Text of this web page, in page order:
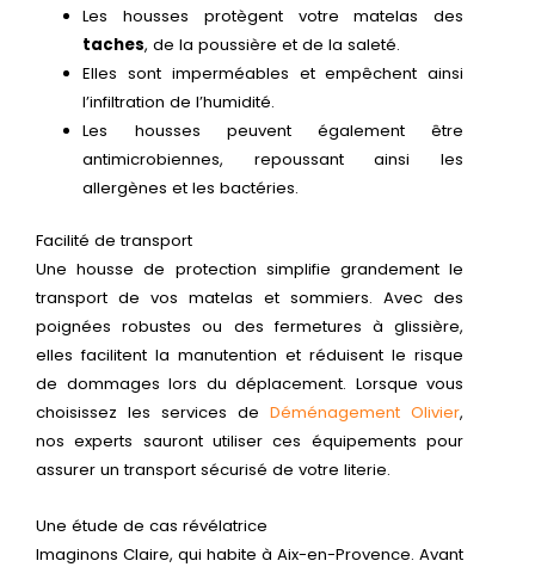
Les housses protègent votre matelas des
taches, de la poussière et de la saleté.
Elles sont imperméables et empêchent ainsi
l’infiltration de l’humidité.
Les housses peuvent également être
antimicrobiennes, repoussant ainsi les
allergènes et les bactéries.
Facilité de transport
Une housse de protection simplifie grandement le
transport de vos matelas et sommiers. Avec des
poignées robustes ou des fermetures à glissière,
elles facilitent la manutention et réduisent le risque
de dommages lors du déplacement. Lorsque vous
choisissez les services de Déménagement Olivier,
nos experts sauront utiliser ces équipements pour
assurer un transport sécurisé de votre literie.
Une étude de cas révélatrice
Imaginons Claire, qui habite à Aix-en-Provence. Avant